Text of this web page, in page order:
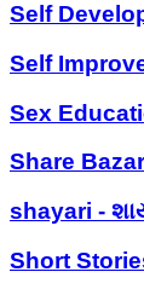
Self
Self
Sex
Share
shayari -
Short Stories